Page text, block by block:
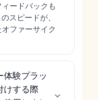
ードバックも
スピードが、
ファーサイク
験プラッ
けする際